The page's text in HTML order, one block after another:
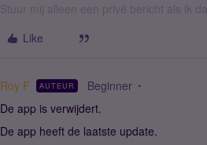
Stuur mij alleen een privé bericht als ik
Like
Roy F AUTEUR Beginner
De app is verwijdert.
De app heeft de laatste update.